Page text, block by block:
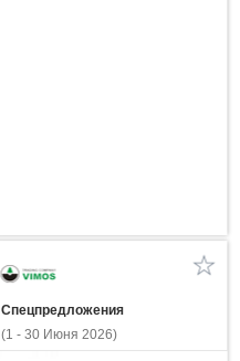
Спецпредложения
(1 - 30 Июня 2026)